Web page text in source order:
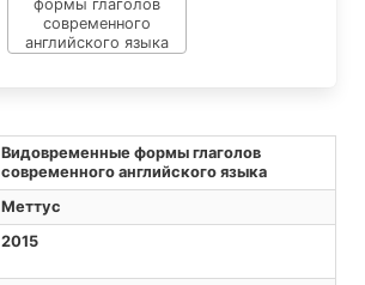
Видовременные формы глаголов
современного английского языка
Меттус
2015